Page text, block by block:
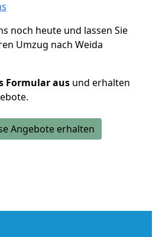
noch heute und lassen Sie
Umzug nach Weida
Formular aus und erhalten
Angebote erhalten